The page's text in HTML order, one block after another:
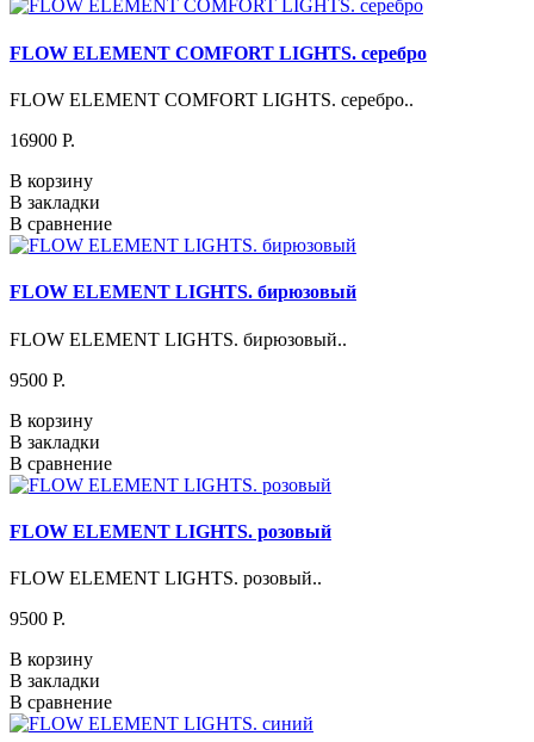
FLOW ELEMENT COMFORT LIGHTS. серебро
FLOW ELEMENT COMFORT LIGHTS. серебро..
16900 P.
В корзину
В закладки
В сравнение
FLOW ELEMENT LIGHTS. бирюзовый
FLOW ELEMENT LIGHTS. бирюзовый..
9500 P.
В корзину
В закладки
В сравнение
FLOW ELEMENT LIGHTS. розовый
FLOW ELEMENT LIGHTS. розовый..
9500 P.
В корзину
В закладки
В сравнение